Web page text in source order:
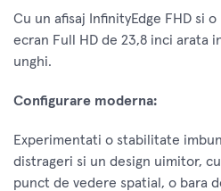
Cu un afisaj InfinityEdge FHD si
ecran Full HD de 23,8 inci arata
unghi.
Configurare moderna:
Experimentati o stabilitate
distrageri si un design uimitor,
punct de vedere spatial, o bara